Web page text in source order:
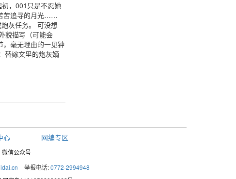
初，001只是不忍她
苦追寻的月光……
灰任务。 可没想
貌描写（可能会
，毫无理由的一见钟
替嫁文里的炮灰嫡
心 网编专区
微信公众号
举报电话:0772-2994948